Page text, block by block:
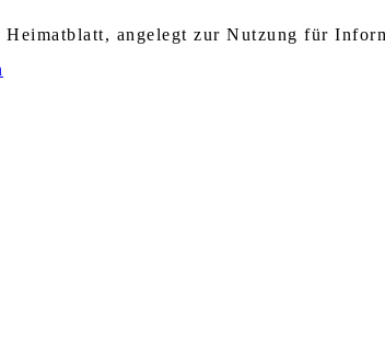
angelegt zur Nutzung für